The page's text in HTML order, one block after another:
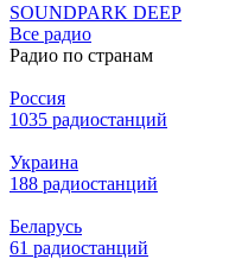
SOUNDPARK DEEP
Все радио
Радио по странам
Россия
1035 радиостанций
Украина
188 радиостанций
Беларусь
61 радиостанций